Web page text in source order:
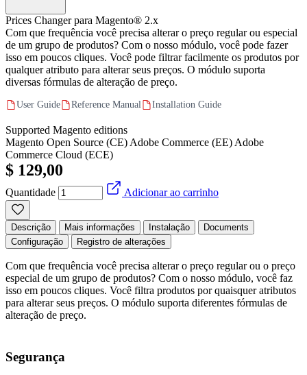
Prices Changer para Magento® 2.x
Com que frequência você precisa alterar o preço regular ou especial
de um grupo de produtos? Com o nosso módulo, você pode fazer
isso em poucos cliques. Você pode filtrar facilmente os produtos por
qualquer atributo para alterar seus preços. O módulo suporta
diversas fórmulas de alteração de preço.
User Guide Reference Manual Installation Guide
Supported Magento editions
Magento Open Source (CE) Adobe Commerce (EE) Adobe
Commerce Cloud (ECE)
$ 129,00
Quantidade Adicionar ao carrinho
Descrição Mais informações Instalação
Documents
Configuração
Registro de alterações
Com que frequência você precisa alterar o preço regular ou o preço
especial de um grupo de produtos? Com o nosso módulo, você faz
isso em poucos cliques. Você filtra produtos por quaisquer atributos
para alterar seus preços. O módulo suporta diferentes fórmulas de
alteração de preço.
Segurança